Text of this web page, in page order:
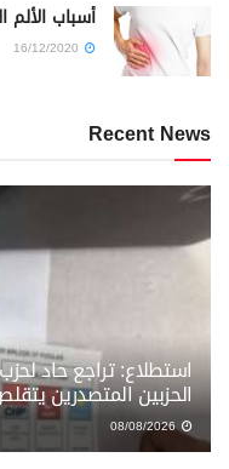
أسباب
Recent News
استطلاع: تراجع حاد
الحزبين المتصدرين يتقلص
08/08/2026